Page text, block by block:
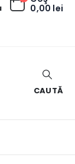
0,00 lei
CAUTĂ